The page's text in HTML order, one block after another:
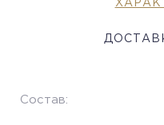
Состав: